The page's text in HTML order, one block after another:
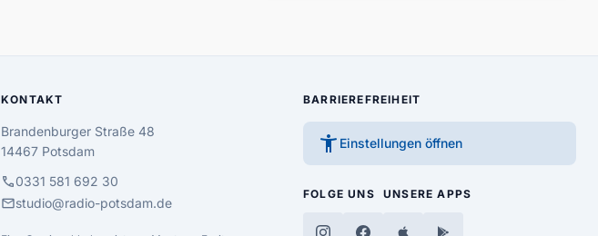
KONTAKT
Brandenburger Straße 48
14467 Potsdam
call0331 581 692 30
mailstudio@radio-potsdam.de
BARRIEREFREIHEIT
accessibility_new Einstellungen öffnen
FOLGE UNS UNSERE APPS